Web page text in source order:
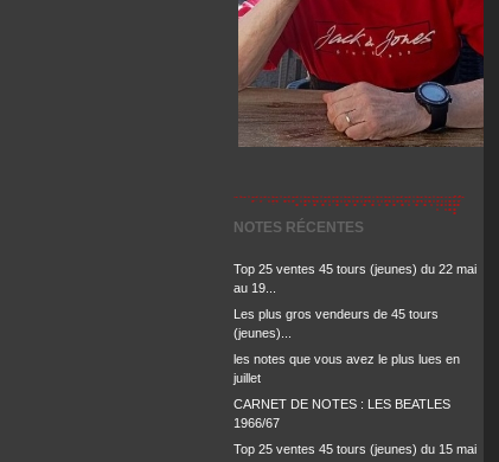
NOTES RÉCENTES
Top 25 ventes 45 tours (jeunes) du 22 mai
au 19...
Les plus gros vendeurs de 45 tours
(jeunes)...
les notes que vous avez le plus lues en
juillet
CARNET DE NOTES : LES BEATLES
1966/67
Top 25 ventes 45 tours (jeunes) du 15 mai